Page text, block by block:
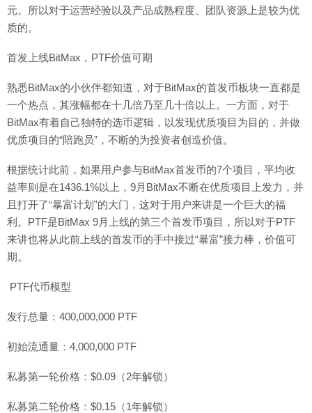
元。所以对于运营经验以及产品成熟程度、团队资源上是较为优
质的。
首发上线BitMax，PTF价值可期
熟悉BitMax的小伙伴都知道，对于BitMax的首发币板块一直都是
一个热点，其涨幅都在十几倍乃至几十倍以上。一方面，对于
BitMax有着自己独特的选币逻辑，以发现优质项目为目的，并做
优质项目的“陪跑员”，不断的为投资者创造价值。
根据统计此前，如果用户参与BitMax首发币的7个项目，平均收
益率则是在1436.1%以上，9月BitMax不断在优质项目上发力，并
且打开了“暴富计划”的大门，这对于用户来讲是一个巨大的福
利。PTF是BitMax 9月上线的第三个首发币项目，所以对于PTF
来讲也将从此前上线的首发币的手中接过“暴富”接力棒，价值可
期。
PTF代币模型
发行总量：400,000,000 PTF
初始流通量：4,000,000 PTF
私募第一轮价格：$0.09（2年解锁）
私募第二轮价格：$0.15（1年解锁）